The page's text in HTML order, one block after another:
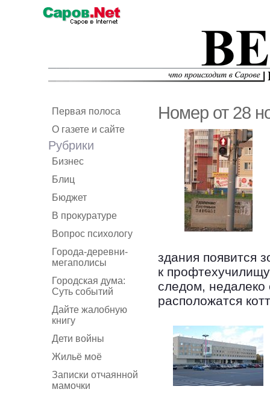
Первая полоса
О газете и сайте
Рубрики
Бизнес
Блиц
Бюджет
В прокуратуре
Вопрос психологу
Города-деревни-
мегаполисы
Городская дума:
Суть событий
Дайте жалобную
книгу
Дети войны
Жильё моё
Записки отчаянной
мамочки
Номер от 28
здания появится
к
следом,
расположатся